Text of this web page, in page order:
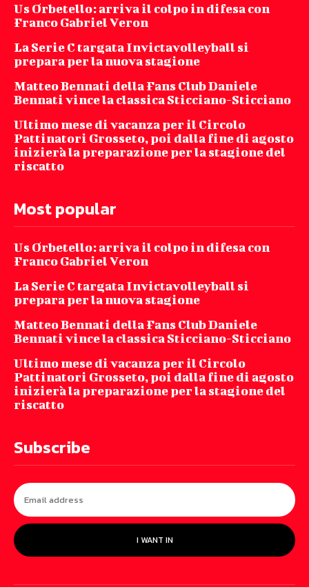
Us Orbetello: arriva il colpo in difesa con
Franco Gabriel Veron
La Serie C targata Invictavolleyball si
prepara per la nuova stagione
Matteo Bennati della Fans Club Daniele
Bennati vince la classica Sticciano-Sticciano
Ultimo mese di vacanza per il Circolo
Pattinatori Grosseto, poi dalla fine di agosto
inizierà la preparazione per la stagione del
riscatto
Most popular
Us Orbetello: arriva il colpo in difesa con
Franco Gabriel Veron
La Serie C targata Invictavolleyball si
prepara per la nuova stagione
Matteo Bennati della Fans Club Daniele
Bennati vince la classica Sticciano-Sticciano
Ultimo mese di vacanza per il Circolo
Pattinatori Grosseto, poi dalla fine di agosto
inizierà la preparazione per la stagione del
riscatto
Subscribe
I WANT IN